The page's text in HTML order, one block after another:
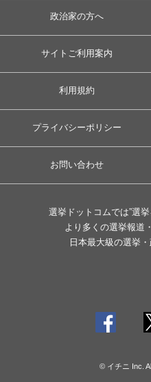
政治家の方へ
サイトご利用案内
利用規約
プライバシーポリシー
お問い合わせ
選挙ドットコムでは”選挙
より多くの選挙報道
日本最大級の選挙
© イチニ Inc.